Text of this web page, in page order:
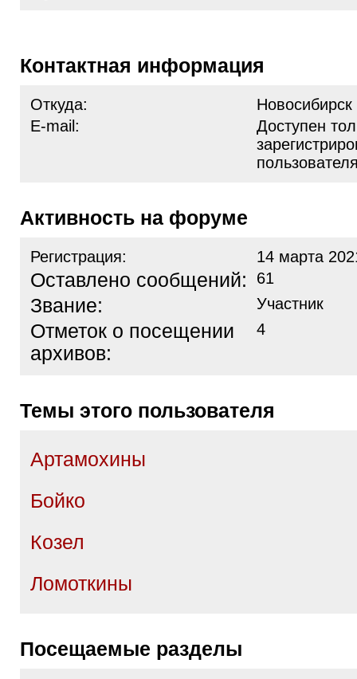
Контактная информация
Откуда:
Новосибирск
E-mail:
Доступен
Активность на форуме
Регистрация: 14 марта
Оставлено сообщений: 61
Звание: Участник
Отметок о посещении
архивов:
4
Темы этого пользователя
Артамохины
Бойко
Козел
Ломоткины
Посещаемые разделы